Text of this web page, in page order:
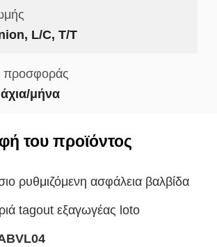
L/C, T/T
προσφοράς
μήνα
του προϊόντος
ρυθμιζόμενη ασφάλεια βαλβίδα
tagout εξαγωγέας loto